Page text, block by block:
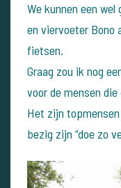
We kunnen een wel
en viervoeter Bono
fietsen.
Graag zou ik nog
voor de mensen
Het zijn
bezig zijn “doe zo